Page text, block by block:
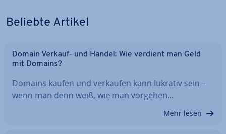
Beliebte Artikel
Domain Verkauf- und Handel: Wie verdient man Geld
mit Domains?
Domains kaufen und verkaufen kann lukrativ sein –
wenn man denn weiß, wie man vorgehen…
Mehr lesen